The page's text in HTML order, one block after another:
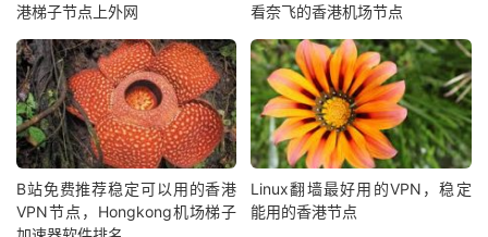
港梯子节点上外网
看奈飞的香港机场节点
B站免费推荐稳定可以用的香港
VPN节点，Hongkong机场梯子
Linux翻墙最好用的VPN，稳定
能用的香港节点